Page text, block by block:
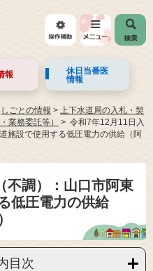
報
休日当番医
情報
しごとの情報 >
上下水道局の入札・契
業務委託等）
令和7年12月11日入
施設で使用する低圧電力の供給（阿
不調）：山口市阿東
低圧電力の供給
目次